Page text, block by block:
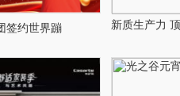
签约世界蹦 新质生产力